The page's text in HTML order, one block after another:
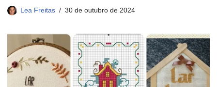
Lea Freitas 30 de outubro de 2024